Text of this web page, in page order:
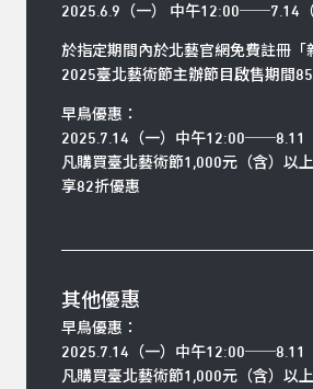
2025.6.9（一） 中午12:00──7.14
於指定期間內於北藝官網免費註冊「
2025臺北藝術節主辦節目啟售期間
早鳥優惠：
2025.7.14（一）中午12:00──8.11
凡購買臺北藝術節1,000元（含）以
享82折優惠
其他優惠
早鳥優惠：
2025.7.14（一）中午12:00──8.11
凡購買臺北藝術節1,000元（含）以